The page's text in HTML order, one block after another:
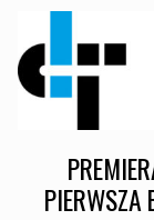
Skip
PIERWSZA